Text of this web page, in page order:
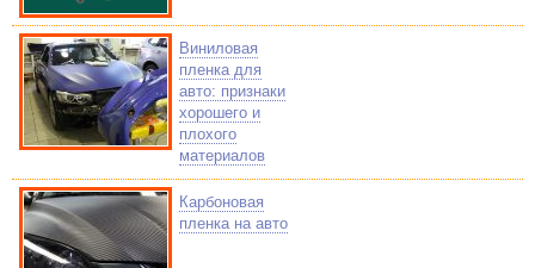
Виниловая
пленка для
авто: признаки
хорошего и
плохого
материалов
Карбоновая
пленка на авто